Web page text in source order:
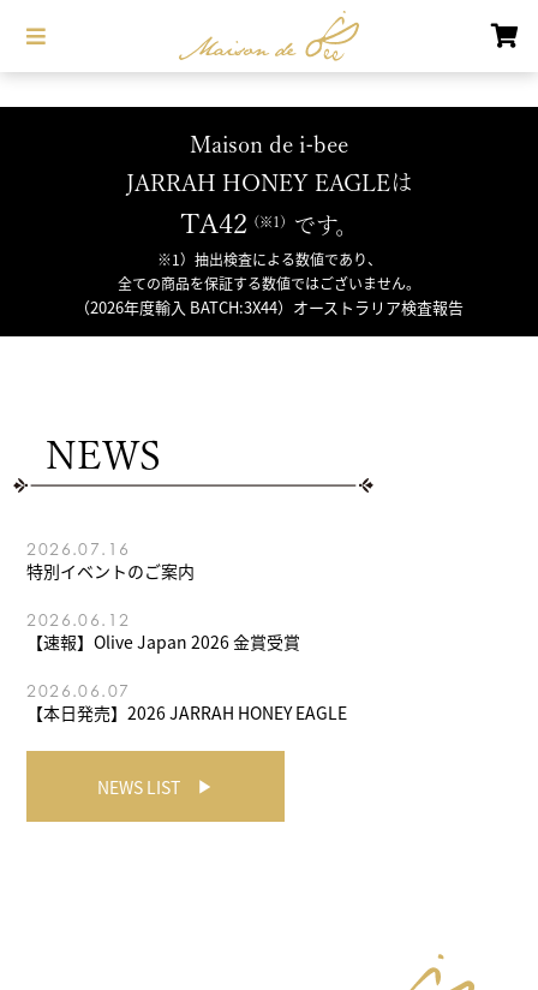
Maison de i-bee
JARRAH HONEY EAGLEは
TA42 です。
※1）抽出検査による数値であり、
全ての商品を保証する数値ではございません。
（2026年度輸入 BATCH:3X44）オーストラリア検査報告
NEWS
2026.07.16
特別イベントのご案内
2026.06.12
【速報】Olive Japan 2026 金賞受賞
2026.06.07
【本日発売】2026 JARRAH HONEY EAGLE
NEWS LIST